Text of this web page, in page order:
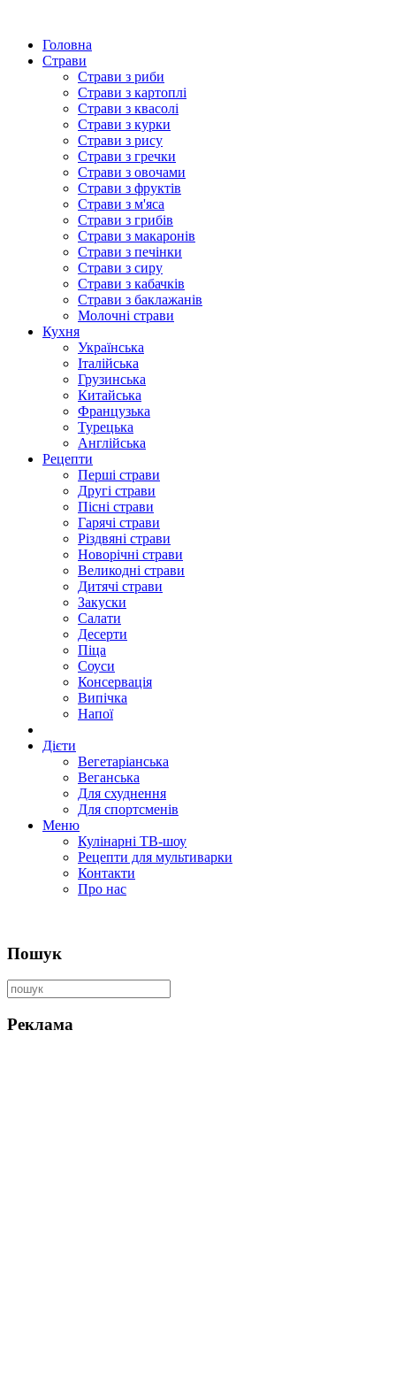
Головна
Страви
Страви з риби
Страви з картоплі
Страви з квасолі
Страви з курки
Страви з рису
Страви з гречки
Страви з овочами
Страви з фруктів
Страви з м'яса
Страви з грибів
Страви з макаронів
Страви з печінки
Страви з сиру
Страви з кабачків
Страви з баклажанів
Молочні страви
Кухня
Українська
Італійська
Грузинська
Китайська
Французька
Турецька
Англійська
Рецепти
Перші страви
Другі страви
Пісні страви
Гарячі страви
Різдвяні страви
Новорічні страви
Великодні страви
Дитячі страви
Закуски
Салати
Десерти
Піца
Соуси
Консервація
Випічка
Напої
Дієти
Вегетаріанська
Веганська
Для схуднення
Для спортсменів
Меню
Кулінарні ТВ-шоу
Рецепти для мультиварки
Контакти
Про нас
Пошук
Реклама